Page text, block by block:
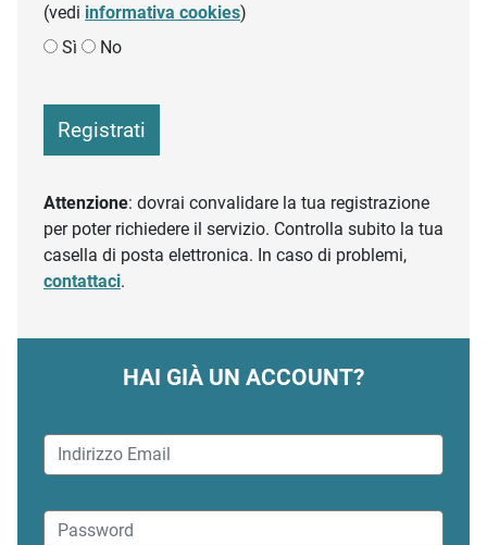
(vedi informativa cookies)
Sì
No
Registrati
Attenzione: dovrai convalidare la tua registrazione
per poter richiedere il servizio. Controlla subito la tua
casella di posta elettronica. In caso di problemi,
contattaci.
HAI GIÀ UN ACCOUNT?